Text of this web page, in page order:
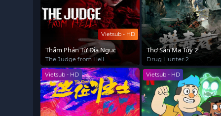
Vietsub - HD
Thẩm Phán Từ Địa Ngục
The Judge from Hell
Thợ Săn Ma Túy 2
Drug Hunter 2
Vietsub - HD Vietsub - HD